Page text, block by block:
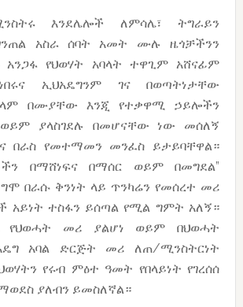
እንደሌሎች ለምሳሌ፣ ትግራይን
አስራ ሰባት አመት ሙሉ ዜጎቻችንን
አንጋፋ የህወሃት አባላት ተዋጊም አሸናፊም
ኢህአዴግንም ገና በወጣትነታቸው
በሙያቸው እንጂ የተቃዋሚ ኃይሎችን
ወይም ያላስገደሉ በመሆናቸው ነው መሰለኝ
በራስ የመተማመን መንፈስ ይታይባቸዋል።
በማሸነፍና በማሰር ወይም በመግደል”
በራሱ ቅንነት ላይ ጥንካሬን የመሰረተ መሪ
አይነት ተስፋን ይሰጣል የሚል ግምት አለኝ።
የህወሓት መሪ ያልሆነ ወይም በህወሓት
አባል ድርጅት መሪ ለጠ/ሚንስትርነት
የሩብ ምዕተ ዓመት የበላይነት የገረሰሰ
ያለብን ይመስለኛል።